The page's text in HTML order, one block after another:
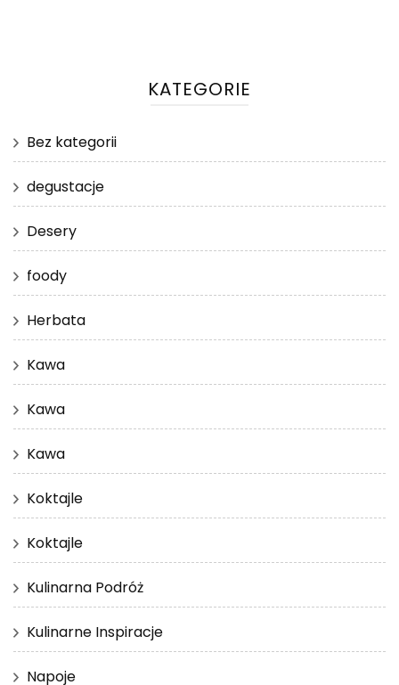
KATEGORIE
Bez kategorii
degustacje
Desery
foody
Herbata
Kawa
Kawa
Kawa
Koktajle
Koktajle
Kulinarna Podróż
Kulinarne Inspiracje
Napoje